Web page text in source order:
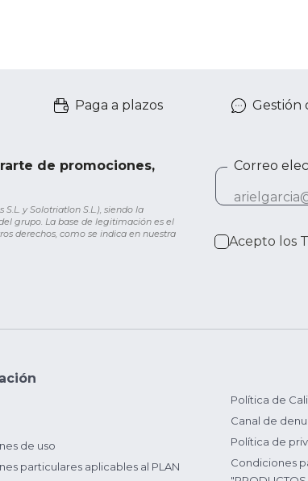
Paga a plazos Gestión
de promociones,
y Solotriatlon S.L.), siendo la
grupo. La base de legitimación es el
derechos, como se indica en nuestra
Correo
Acepto los
de uso
particulares aplicables al PLAN
Política de
Canal de
Política de
Condiciones